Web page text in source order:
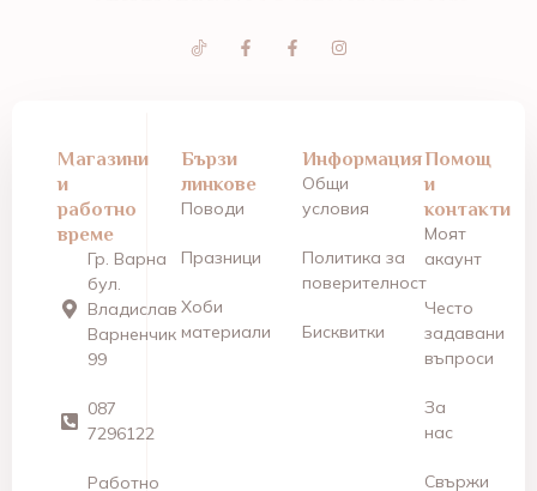
Магазини
и
работно
време
Гр. Варна
бул.
Владислав
Варненчик
99
087
7296122
Работно
Бързи
линкове
Поводи
Празници
Хоби
материали
Информация
Общи
условия
Политика за
поверителност
Бисквитки
Помощ
и
контакти
Моят
акаунт
Често
задавани
въпроси
За
нас
Свържи